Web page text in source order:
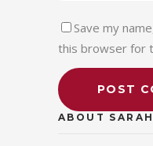
Save my
this browser for
ABOUT